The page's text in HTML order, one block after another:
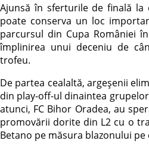
Ajunsă în sferturile de finală la
poate conserva un loc
parcursul din Cupa României
împlinirea unui deceniu de
trofeu.
De partea cealaltă, argeșenii
din play-off-ul dinaintea
atunci, FC Bihor Oradea, au
promovării dorite din L2 cu o
Betano pe măsura blazonului pe